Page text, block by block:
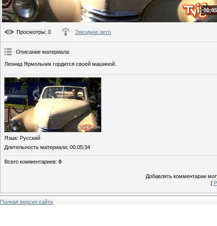
Просмотры: 0 Звездное авто
Описание материала:
Леонид Ярмольник гордится своей машиной.
Язык: Русский
Длительность материала: 00:05:34
Всего комментариев: 0
Добавлять комментарии
[
Полная версия сайта